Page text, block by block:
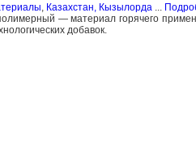
, Казахстан, Кызылорда...
— материал горячего
добавок.